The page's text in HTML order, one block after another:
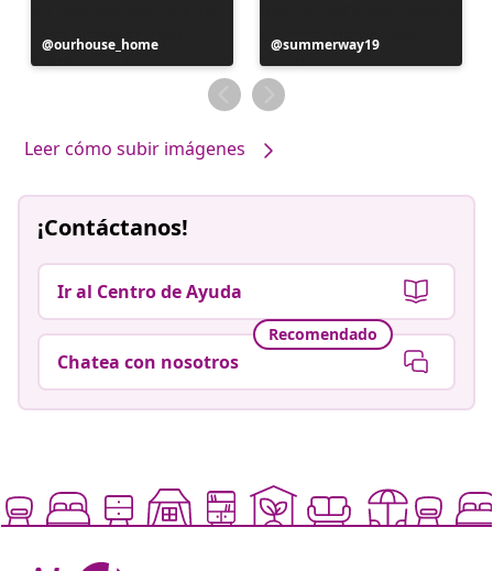
Publicación
realizada
ourhouse_home
Publicación
realizada
por
summerway19
Leer cómo subir imágenes
¡Contáctanos!
Ir al Centro de Ayuda
Recomendado
Chatea con nosotros